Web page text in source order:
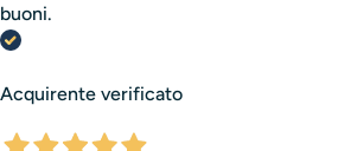
buoni.
Acquirente verificato